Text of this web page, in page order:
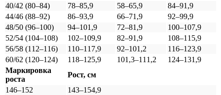
40/42 (80–84)
78–85,9 58–65,9
84–91,9
44/46 (88–92)
86–93,9 66–71,9
92–99,9
48/50 (96–100)
94–101,9 72–81,9
100–107,9
52/54 (104–108)
102–109,9 82–91,9
108–115,9
56/58 (112–116)
110–117,9 92–101,2
116–123,9
60/62 (120–124)
118–125,9 101,3–111,2
124–131,9
Маркировка
роста
Рост, см
146–152
143–154,9